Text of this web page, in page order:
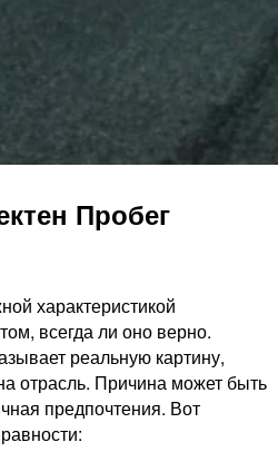
Пробег
характеристикой
всегда ли оно верно.
реальную картину,
отрасль. Причина может быть
предпочтения. Вот